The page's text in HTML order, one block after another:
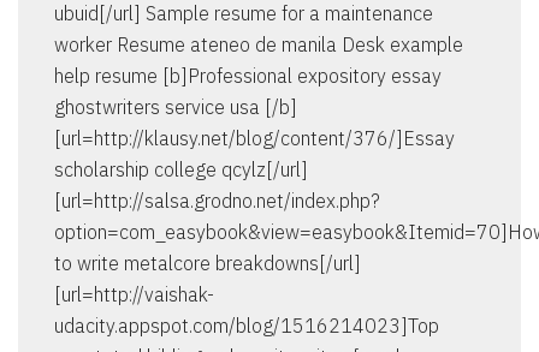
ubuid[/url] Sample resume for a maintenance
worker Resume ateneo de manila Desk example
help resume [b]Professional expository essay
ghostwriters service usa [/b]
[url=http://klausy.net/blog/content/376/]Essay
scholarship college qcylz[/url]
[url=http://salsa.grodno.net/index.php?
to write metalcore breakdowns[/url]
[url=http://vaishak-
udacity.appspot.com/blog/1516214023]Top